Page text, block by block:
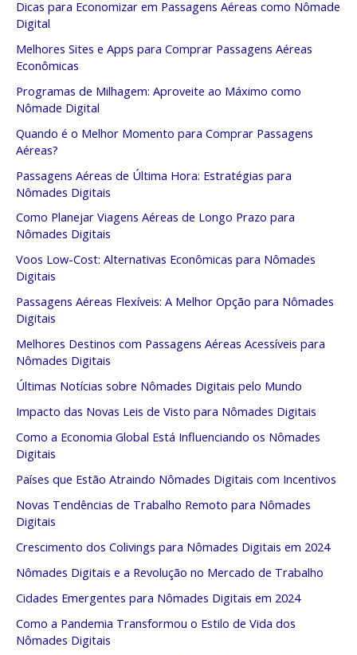
Dicas para Economizar em Passagens Aéreas como Nômade
Digital
Melhores Sites e Apps para Comprar Passagens Aéreas
Econômicas
Programas de Milhagem: Aproveite ao Máximo como
Nômade Digital
Quando é o Melhor Momento para Comprar Passagens
Aéreas?
Passagens Aéreas de Última Hora: Estratégias para
Nômades Digitais
Como Planejar Viagens Aéreas de Longo Prazo para
Nômades Digitais
Voos Low-Cost: Alternativas Econômicas para Nômades
Digitais
Passagens Aéreas Flexíveis: A Melhor Opção para Nômades
Digitais
Melhores Destinos com Passagens Aéreas Acessíveis para
Nômades Digitais
Últimas Notícias sobre Nômades Digitais pelo Mundo
Impacto das Novas Leis de Visto para Nômades Digitais
Como a Economia Global Está Influenciando os Nômades
Digitais
Países que Estão Atraindo Nômades Digitais com Incentivos
Novas Tendências de Trabalho Remoto para Nômades
Digitais
Crescimento dos Colivings para Nômades Digitais em 2024
Nômades Digitais e a Revolução no Mercado de Trabalho
Cidades Emergentes para Nômades Digitais em 2024
Como a Pandemia Transformou o Estilo de Vida dos
Nômades Digitais